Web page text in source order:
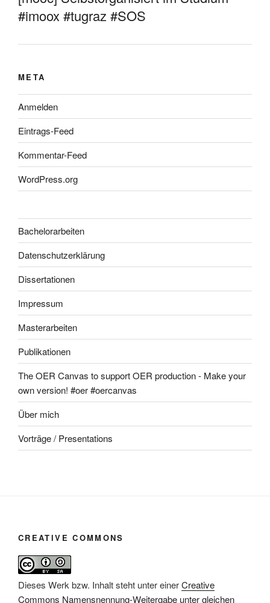
#imoox #tugraz #SOS
META
Anmelden
Eintrags-Feed
Kommentar-Feed
WordPress.org
Bachelorarbeiten
Datenschutzerklärung
Dissertationen
Impressum
Masterarbeiten
Publikationen
The OER Canvas to support OER production - Make your
own version! #oer #oercanvas
Über mich
Vorträge / Presentations
CREATIVE COMMONS
Dieses Werk bzw. Inhalt steht unter einerCreative
Commons Namensnennung-Weitergabe unter gleichen